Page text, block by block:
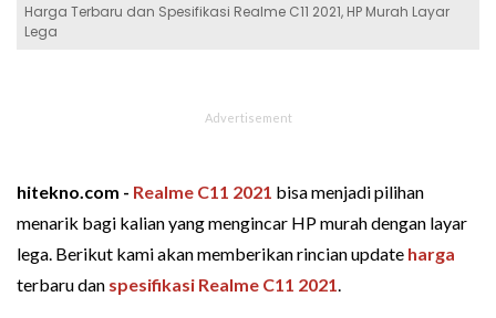
Harga Terbaru dan Spesifikasi Realme C11 2021, HP Murah Layar
Lega
hitekno.com - Realme C11 2021 bisa menjadi pilihan
menarik bagi kalian yang mengincar HP murah dengan layar
lega. Berikut kami akan memberikan rincian update harga
terbaru dan spesifikasi Realme C11 2021.